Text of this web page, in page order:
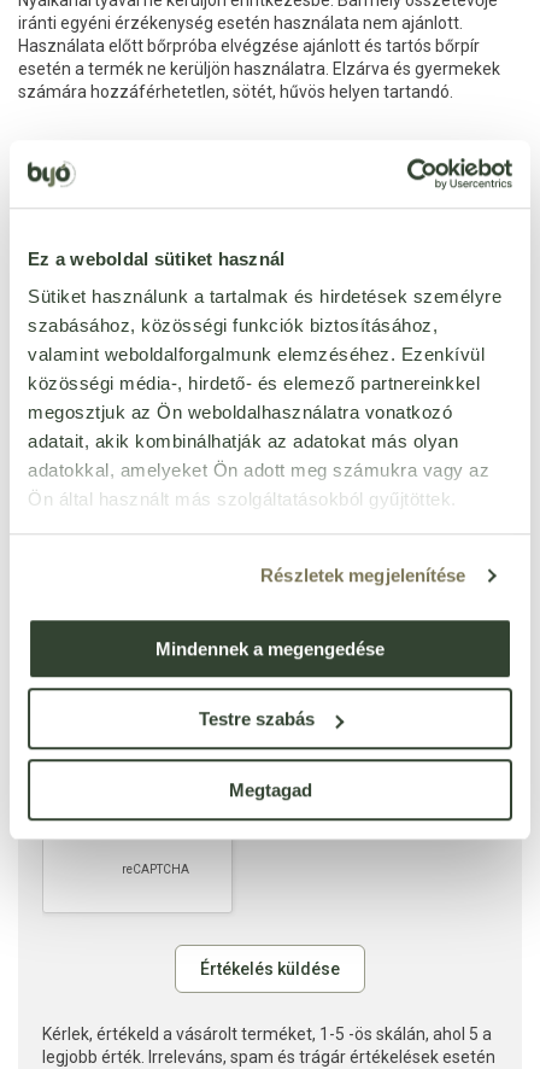
Ez a weboldal sütiket használ
Sütiket használunk a tartalmak és hirdetések személyre
szabásához, közösségi funkciók biztosításához,
valamint weboldalforgalmunk elemzéséhez. Ezenkívül
közösségi média-, hirdető- és elemező partnereinkkel
megosztjuk az Ön weboldalhasználatra vonatkozó
adatait, akik kombinálhatják az adatokat más olyan
adatokkal, amelyeket Ön adott meg számukra vagy az
Ön által használt más szolgáltatásokból gyűjtöttek.
Részletek megjelenítése
Mindennek a megengedése
Testre szabás
Megtagad
iránti egyéni érzékenység esetén használata nem ajánlott.
Használata előtt bőrpróba elvégzése ajánlott és tartós bőrpír
esetén a termék ne kerüljön használatra. Elzárva és gyermekek
számára hozzáférhetetlen, sötét, hűvös helyen tartandó.
első!
ÉRTÉKELÉST ÍROK
Kérlek, értékeld a vásárolt terméket, 1-5 -ös skálán, ahol 5 a
legjobb érték. Irreleváns, spam és trágár értékelések esetén